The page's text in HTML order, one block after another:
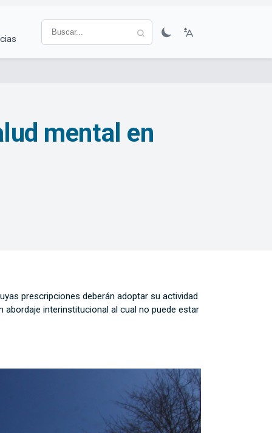
mental en
prescripciones deberán adoptar su actividad
interinstitucional al cual no puede estar